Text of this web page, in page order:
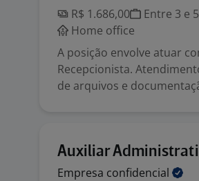
R$ 1.686,00
Entre 3 e
Home office
A posição envolve atuar
Recepcionista.
de arquivos e
Auxiliar
Empresa confidencial